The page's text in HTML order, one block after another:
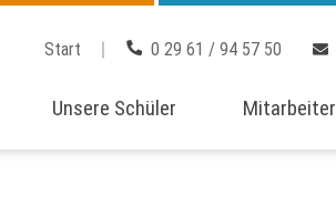
Start 0 29 61 / 94 57 50
Unsere Schüler Mitarbeiter